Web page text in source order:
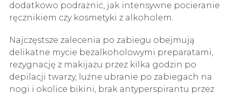
dodatkowo podrażnić, jak intensywne pocieranie
ręcznikiem czy kosmetyki z alkoholem.
Najczęstsze zalecenia po zabiegu obejmują
delikatne mycie bezalkoholowymi preparatami,
rezygnację z makijażu przez kilka godzin po
depilacji twarzy, luźne ubranie po zabiegach na
nogi i okolice bikini, brak antyperspirantu przez